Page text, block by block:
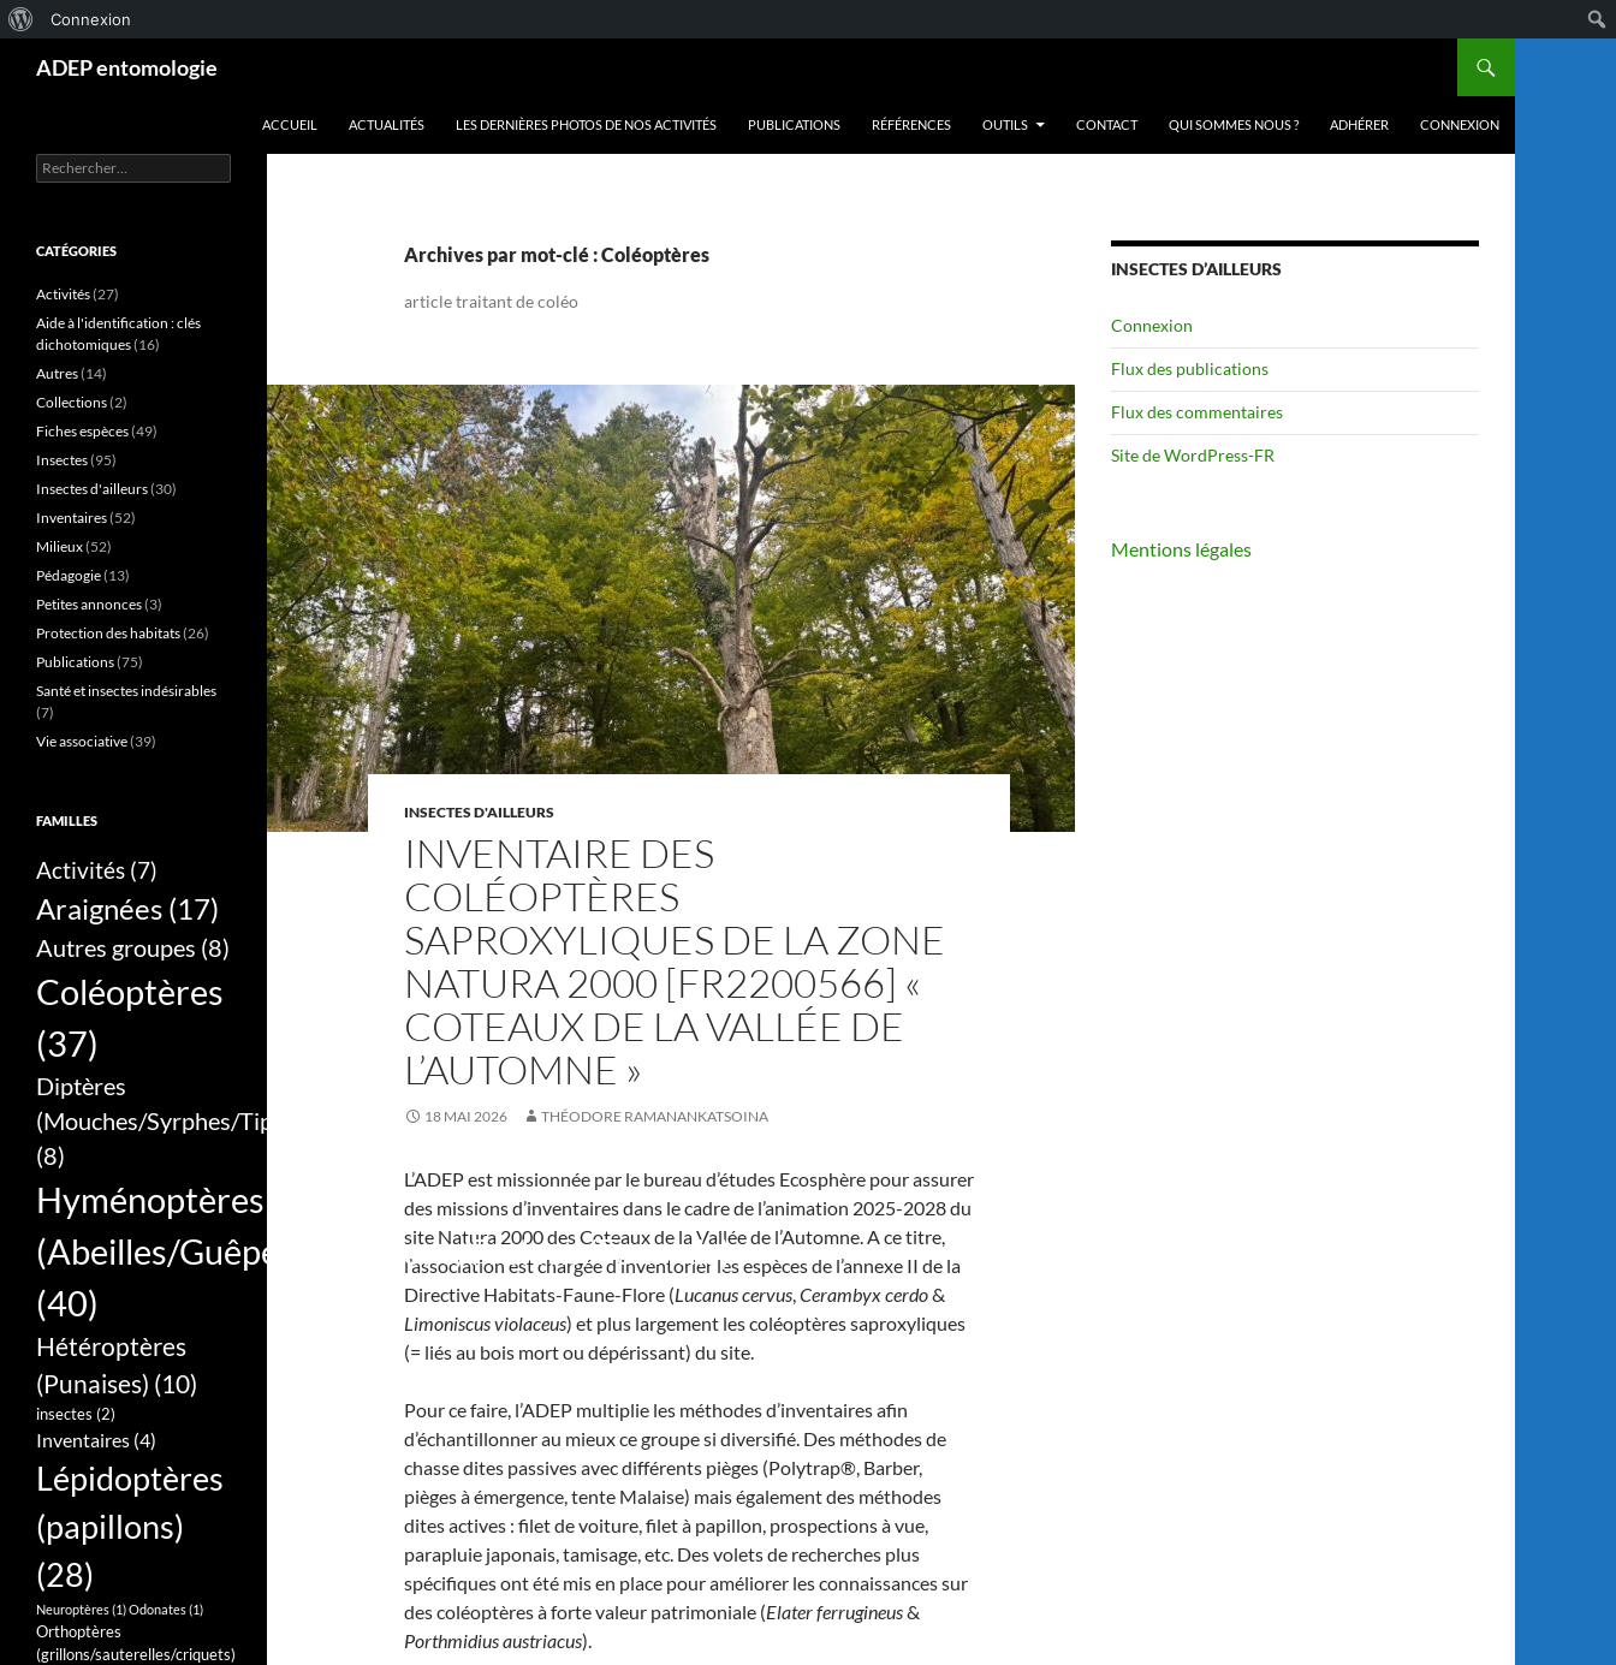
propos
Connexion
ADEP entomologie
ACCUEIL ACTUALITÉS LES DERNIÈRES PHOTOS DE NOS ACTIVITÉS PUBLICATIONS RÉFÉRENCES OUTILS CONTACT QUI SOMMES NOUS ? ADHÉRER CONNEXION
Archives par mot-clé : Coléoptères
article traitant de coléo
INSECTES D'AILLEURS
INVENTAIRE DES
COLÉOPTÈRES
SAPROXYLIQUES DE LA ZONE
NATURA 2000 [FR2200566] «
COTEAUX DE LA VALLÉE DE
L’AUTOMNE »
18 MAI 2026 THÉODORE RAMANANKATSOINA
L’ADEP est missionnée par le bureau d’études Ecosphère pour assurer
des missions d’inventaires dans le cadre de l’animation 2025-2028 du
site Natura 2000 des Coteaux de la Vallée de l’Automne. A ce titre,
l’association est chargée d’inventorier les espèces de l’annexe II de la
Directive Habitats-Faune-Flore (Lucanus cervus,Cerambyx cerdo&
Limoniscus violaceus) et plus largement les coléoptères saproxyliques
(= liés au bois mort ou dépérissant) du site.
Pour ce faire, l’ADEP multiplie les méthodes d’inventaires afin
d’échantillonner au mieux ce groupe si diversifié. Des méthodes de
chasse dites passives avec différents pièges (Polytrap®, Barber,
pièges à émergence, tente Malaise) mais également des méthodes
dites actives : filet de voiture, filet à papillon, prospections à vue,
parapluie japonais, tamisage, etc. Des volets de recherches plus
spécifiques ont été mis en place pour améliorer les connaissances sur
des coléoptères à forte valeur patrimoniale (Elater ferrugineus&
Porthmidius austriacus).
INSECTES D’AILLEURS
Connexion
Flux des publications
Flux des commentaires
Site de WordPress-FR
Mentions légales
Rechercher :
CATÉGORIES
Activités(27)
Aide à l'identification : clés
dichotomiques(16)
Autres(14)
Collections(2)
Fiches espèces(49)
Insectes(95)
Insectes d'ailleurs(30)
Inventaires(52)
Milieux(52)
Pédagogie(13)
Petites annonces(3)
Protection des habitats(26)
Publications(75)
Santé et insectes indésirables
(7)
Vie associative(39)
FAMILLES
Activités (7)
Araignées (17)
Autres groupes (8)
Coléoptères
(37)
Diptères
(Mouches/Syrphes/Tipules)
(8)
Hyménoptères
(Abeilles/Guêpes/Bourdons/Frelons/Fourmis)
(40)
Hétéroptères
(Punaises) (10)
insectes (2)
Inventaires (4)
Lépidoptères
(papillons)
(28)
Neuroptères(1)Odonates(1)
Orthoptères
(grillons/sauterelles/criquets)